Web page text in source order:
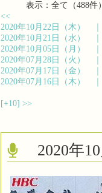
表示：全て（488件
<<
2020年10月22日（木）
2020年10月21日（水）
2020年10月05日（月）
2020年07月28日（火）
2020年07月17日（金）
2020年07月16日（木）
[+10] >>
2020年